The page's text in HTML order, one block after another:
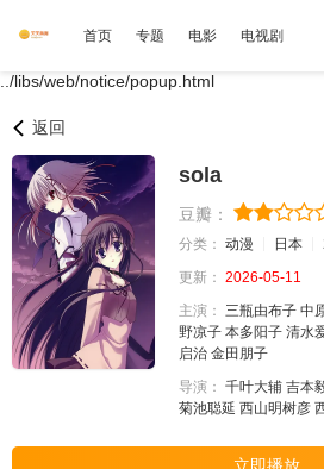
首页 专题 电影 电视剧
../libs/web/notice/popup.html
返回
sola
豆瓣：
分类： 动漫 日本
更新： 2026-05-11
主演： 三瓶由布子 中
野凉子 本多阳子 清水
启治 金田朋子
导演： 千叶大辅 吉本
菊池聪延 西山明树彦